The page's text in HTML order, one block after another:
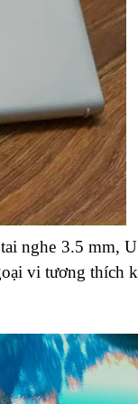
nghe 3.5 mm,
vi tương thích